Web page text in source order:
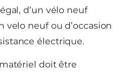
d’un vélo neuf
velo neuf ou d’occasion
électrique.
doit être